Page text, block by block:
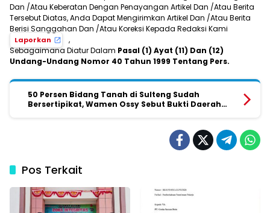
Dan /Atau Keberatan Dengan Penayangan Artikel Dan /Atau Berita
Tersebut Diatas, Anda Dapat Mengirimkan Artikel Dan /Atau Berita
Berisi Sanggahan Dan /Atau Koreksi Kepada Redaksi Kami
Laporkan
,
Sebagaimana Diatur Dalam Pasal (1) Ayat (11) Dan (12)
Undang-Undang Nomor 40 Tahun 1999 Tentang Pers.
50 Persen Bidang Tanah di Sulteng Sudah
Bersertipikat, Wamen Ossy Sebut Bukti Daerah
Pos Terkait